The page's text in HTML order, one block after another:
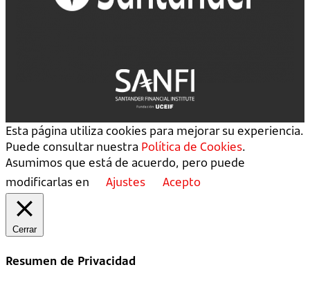
Esta página utiliza cookies para mejorar su experiencia.
Puede consultar nuestra Política de Cookies.
Asumimos que está de acuerdo, pero puede
modificarlas en
Ajustes Acepto
Cerrar
Resumen de Privacidad